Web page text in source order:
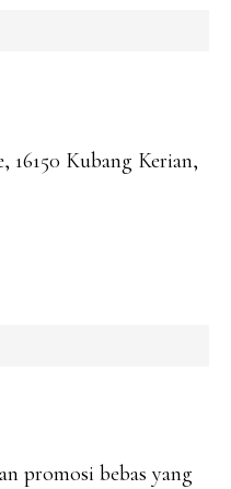
16150 Kubang Kerian,
promosi bebas yang